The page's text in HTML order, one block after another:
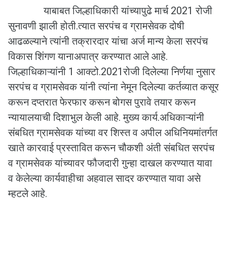
याबाबत जिल्हाधिकारी यांच्यापुढे मार्च 2021 रोजी
सुनावणी झाली होती.त्यात सरपंच व ग्रामसेवक दोषी
आढळल्याने त्यांनी तक्रारदार यांचा अर्ज मान्य केला सरपंच
विकास शिंगण यानाअपात्र करण्यात आले आहे.
जिल्हाधिकाऱ्यांनी 1 आक्टो.2021रोजी दिलेल्या निर्णया नुसार
सरपंच व ग्रामसेवक यांनी त्यांना नेमून दिलेल्या कर्तव्यात कसूर
करून दप्तरात फेरफार करून बोगस पुरावे तयार करून
न्यायालयाची दिशाभुल केली आहे. मुख्य कार्य.अधिकाऱ्यांनी
संबधित ग्रामसेवक यांच्या वर शिस्त व अपील अधिनियमांतर्गत
खाते कारवाई प्रस्तावित करून चौकशी अंती संबधित सरपंच
व ग्रामसेवक यांच्यावर फौजदारी गुन्हा दाखल करण्यात यावा
व केलेल्या कार्यवाहीचा अहवाल सादर करण्यात यावा असे
म्हटले आहे.